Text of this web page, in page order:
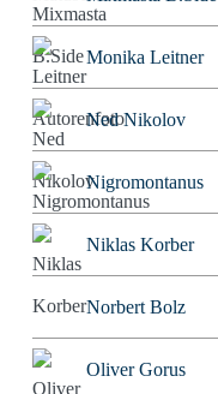
Monika Leitner
Ned Nikolov
Nigromontanus
Niklas Korber
Norbert Bolz
Oliver Gorus